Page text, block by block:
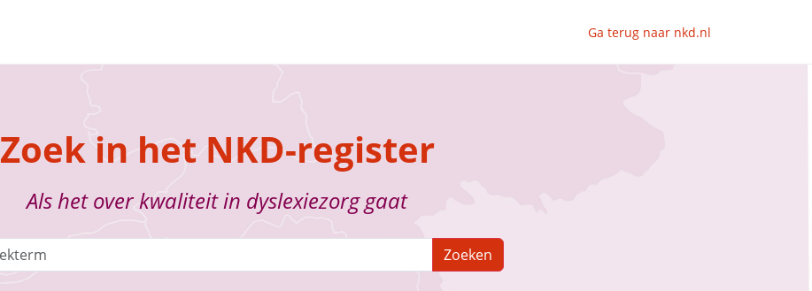
Ga terug naar nkd.nl
Zoek in het NKD-register
Als het over kwaliteit in dyslexiezorg gaat
Zoeken